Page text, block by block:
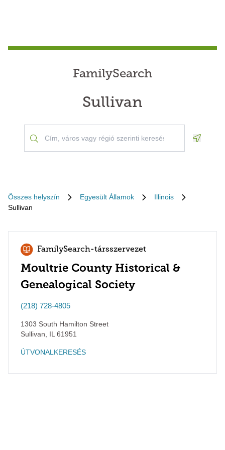
FamilySearch
Sullivan
Összes helyszín Egyesült Államok
Illinois
Sullivan
FamilySearch-társszervezet
Moultrie County Historical &
Genealogical Society
(218) 728-4805
1303 South Hamilton Street
Sullivan
IL 61951
ÚTVONALKERESÉS